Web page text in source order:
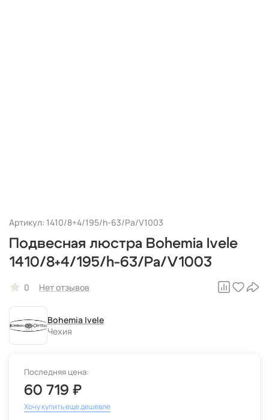
Артикул: 1410/8+4/195/h-63/Pa/V1003
Подвесная люстра Bohemia Ivele
1410/8+4/195/h-63/Pa/V1003
0 Нет отзывов
Bohemia Ivele
Чехия
Последняя цена:
60 719 ₽
Хочу купить еще дешевле